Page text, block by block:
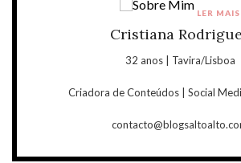
Cristiana
32 anos | Tavira/Lisboa
Criadora de Conteúdos | Social
LER MAIS